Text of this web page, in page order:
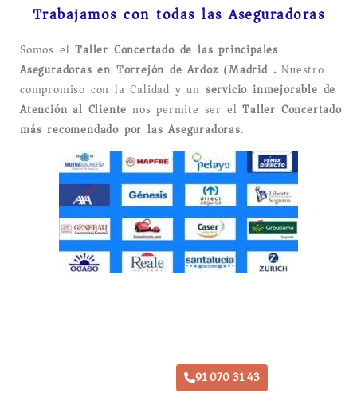
Trabajamos con todas las Aseguradoras
Somos elTaller Concertado de las principales
Aseguradoras en Torrejón de Ardoz (Madrid).Nuestro
compromiso con la Calidad y un servicio inmejorable de
Atención al Clientenos permite ser elTaller Concertado
más recomendado por las Aseguradoras.
91 070 31 43